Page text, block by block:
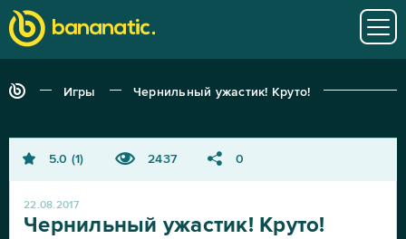
Игры Чернильный ужастик! Круто!
5.0 1 2437 0
22.08.2017
Чернильный ужастик! Круто!